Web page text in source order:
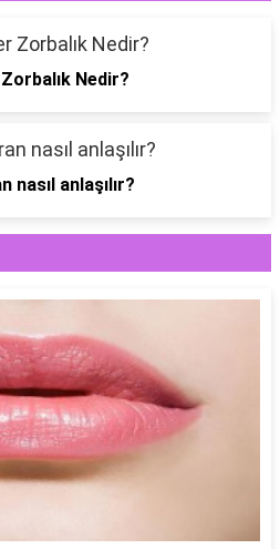
Nedir?
nasıl anlaşılır?